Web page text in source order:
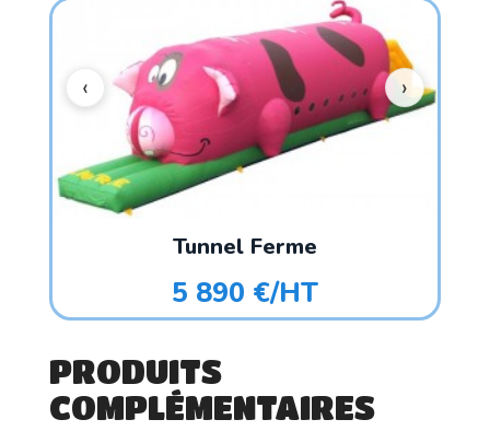
Tunnel Ferme
5 890 €/HT
PRODUITS
COMPLÉMENTAIRES